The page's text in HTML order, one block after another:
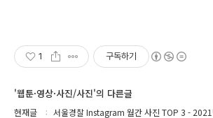
1 구독하기
'웹툰·영상·사진/사진'의 다른글
현재글 서울경찰 Instagram 월간 사진 TOP 3 -